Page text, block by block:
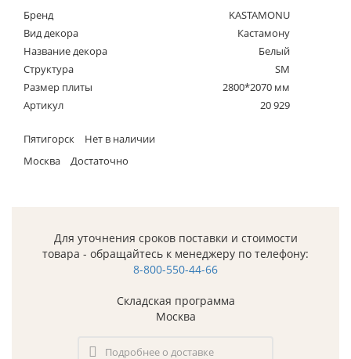
Бренд
KASTAMONU
Вид декора
Кастамону
Название декора
Белый
Структура
SM
Размер плиты
2800*2070 мм
Артикул
20 929
Пятигорск
Нет в наличии
Москва
Достаточно
Для уточнения сроков поставки и стоимости
товара - обращайтесь к менеджеру по телефону:
8-800-550-44-66
Складская программа
Москва
Подробнее о доставке